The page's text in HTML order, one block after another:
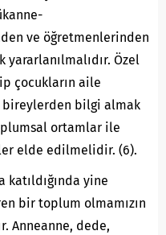
ve öğretmenlerinden
Özel
çocukların aile
bireylerden bilgi almak
ortamlar ile
elde edilmelidir. (6).
katıldığında yine
bir toplum olmamızın
Anneanne, dede,